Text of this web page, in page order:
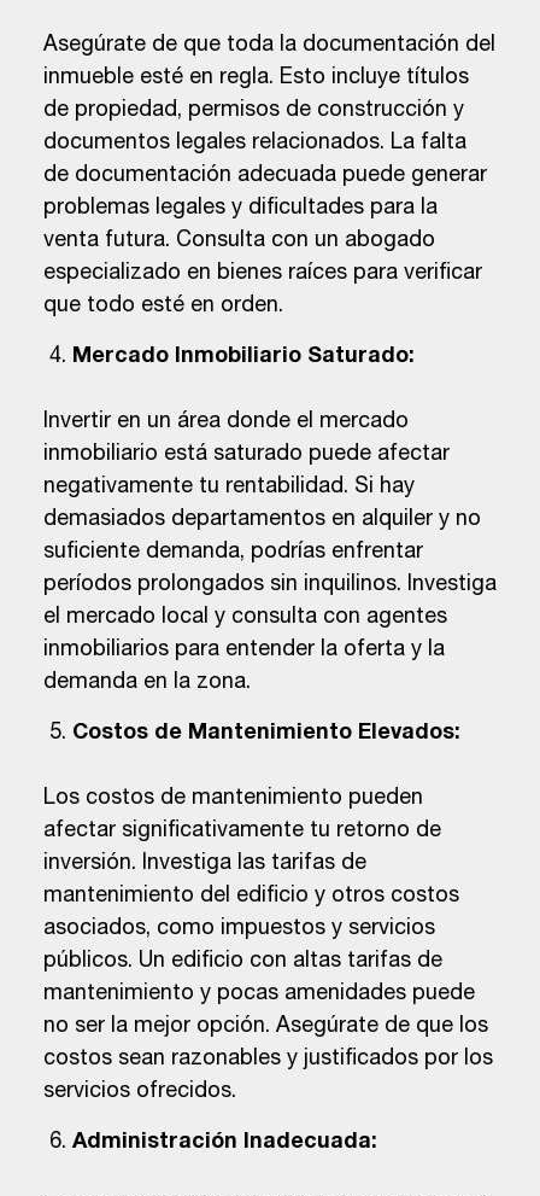
Asegúrate de que toda la documentación del
inmueble esté en regla. Esto incluye títulos
de propiedad, permisos de construcción y
documentos legales relacionados. La falta
de documentación adecuada puede generar
problemas legales y dificultades para la
venta futura. Consulta con un abogado
especializado en bienes raíces para verificar
que todo esté en orden.
Mercado Inmobiliario Saturado:
Invertir en un área donde el mercado
inmobiliario está saturado puede afectar
negativamente tu rentabilidad. Si hay
demasiados departamentos en alquiler y no
suficiente demanda, podrías enfrentar
períodos prolongados sin inquilinos. Investiga
el mercado local y consulta con agentes
inmobiliarios para entender la oferta y la
demanda en la zona.
Costos de Mantenimiento Elevados:
Los costos de mantenimiento pueden
afectar significativamente tu retorno de
inversión. Investiga las tarifas de
mantenimiento del edificio y otros costos
asociados, como impuestos y servicios
públicos. Un edificio con altas tarifas de
mantenimiento y pocas amenidades puede
no ser la mejor opción. Asegúrate de que los
costos sean razonables y justificados por los
servicios ofrecidos.
Administración Inadecuada: